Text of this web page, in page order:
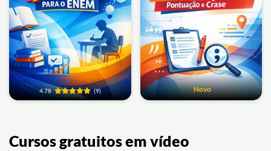
4.78 (9) Novo
Cursos gratuitos em vídeo